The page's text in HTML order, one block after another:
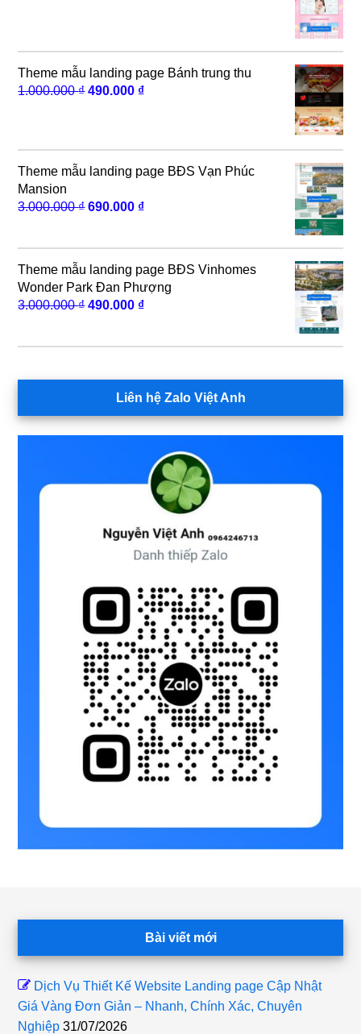
Theme mẫu landing page Bánh trung thu
1.000.000₫ Giá
490.000 ₫Giá
Theme mẫu landing page BĐS Vạn Phúc
Mansion
3.000.000₫ Giá
690.000 ₫Giá
690.000 ₫.
Theme mẫu landing page BĐS Vinhomes
Wonder Park Đan Phượng
3.000.000₫ Giá
490.000 ₫Giá
Liên hệ Zalo Việt Anh
Bài viết mới
Dịch Vụ Thiết Kế Website Landing page Cập Nhật
Giá Vàng Đơn Giản – Nhanh, Chính Xác, Chuyên
Nghiệp 31/07/2026